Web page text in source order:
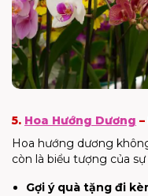
5. Hoa Hướng Dương
Hoa hướng dương
còn là biểu tượng của
Gợi ý quà tặng đi